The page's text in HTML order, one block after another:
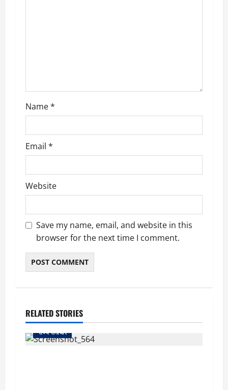
Name*
Email *
Website
Save my name, email, and website in this
browser for the next time I comment.
RELATED STORIES
राज्य समाचार